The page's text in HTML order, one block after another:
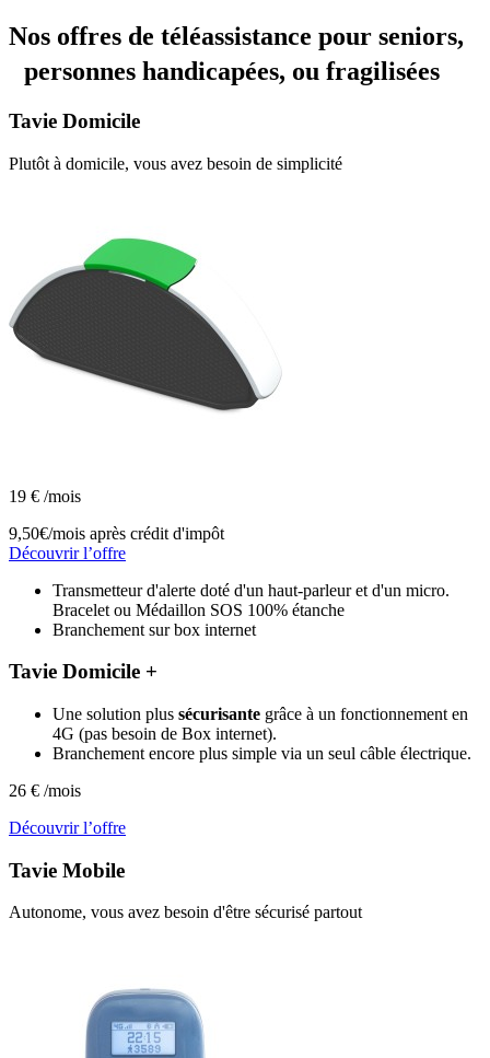
Nos offres de téléassistance pour seniors,
personnes handicapées, ou fragilisées
Tavie Domicile
Plutôt à domicile, vous avez besoin de simplicité
19 € /mois
9,50€/mois après crédit d'impôt
Découvrir l’offre
Transmetteur d'alerte doté d'un haut-parleur et d'un micro.
Bracelet ou Médaillon SOS 100% étanche
Branchement sur box internet
Tavie Domicile +
Une solution plus sécurisante grâce à un fonctionnement en
4G (pas besoin de Box internet).
Branchement encore plus simple via un seul câble électrique.
26 € /mois
Découvrir l’offre
Tavie Mobile
Autonome, vous avez besoin d'être sécurisé partout